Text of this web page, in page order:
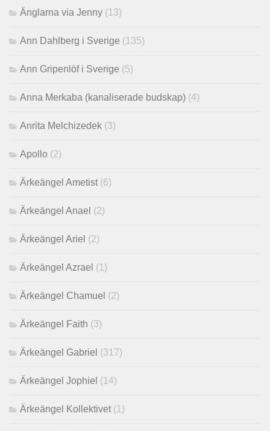
Änglarna via Jenny (13)
Ann Dahlberg i Sverige (135)
Ann Gripenlöf i Sverige (5)
Anna Merkaba (kanaliserade budskap) (4)
Anrita Melchizedek (3)
Apollo (2)
Ärkeängel Ametist (6)
Ärkeängel Anael (2)
Ärkeängel Ariel (2)
Ärkeängel Azrael (1)
Ärkeängel Chamuel (2)
Ärkeängel Faith (3)
Ärkeängel Gabriel (317)
Ärkeängel Jophiel (14)
Ärkeängel Kollektivet (1)